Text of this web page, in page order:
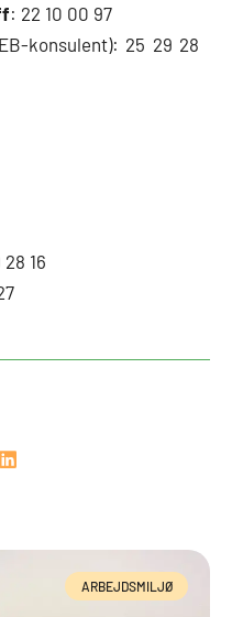
: 22 10 00 97
konsulent): 25 29 28
16
ARBEJDSMILJØ